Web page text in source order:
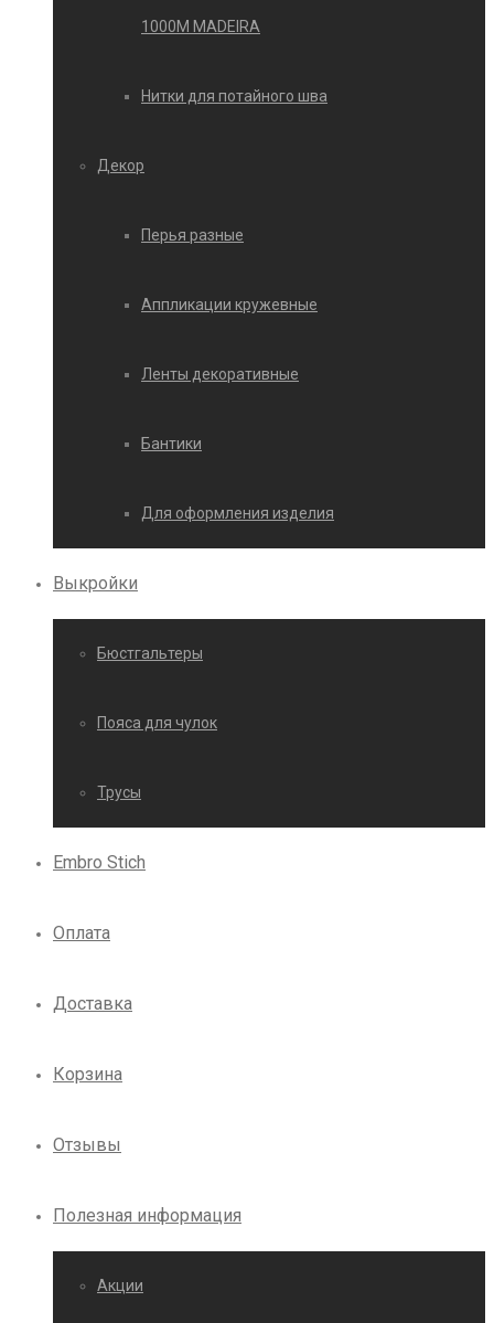
1000М MADEIRA
Нитки для потайного шва
Декор
Перья разные
Аппликации кружевные
Ленты декоративные
Бантики
Для оформления изделия
Выкройки
Бюстгальтеры
Пояса для чулок
Трусы
Embro Stich
Оплата
Доставка
Корзина
Отзывы
Полезная информация
Акции